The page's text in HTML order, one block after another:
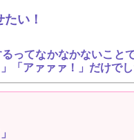
い！
ってなかなかないこと
「アァァァ！」だけでし